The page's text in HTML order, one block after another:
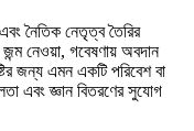
এবং নৈতিক নেতৃত্ব তৈরির
নেওয়া, গবেষণায় অবদান
জন্য এমন একটি পরিবেশ বা
এবং জ্ঞান বিতরণের সুযোগ